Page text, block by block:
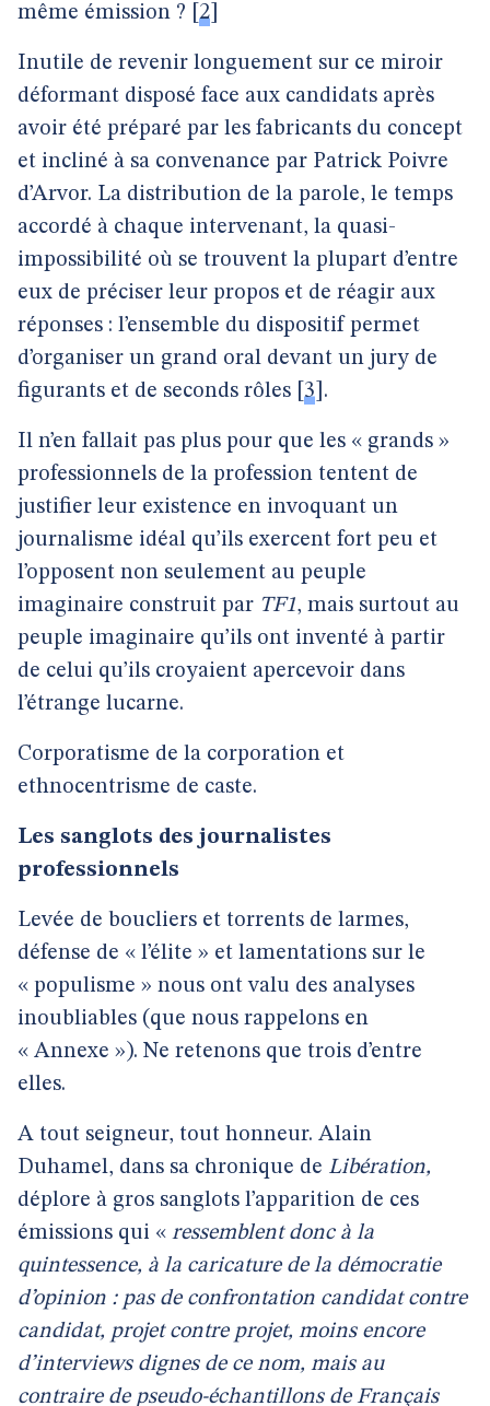
même émission ?
2
Inutile de revenir longuement sur ce miroir
déformant disposé face aux candidats après
avoir été préparé par les fabricants du concept
et incliné à sa convenance par Patrick Poivre
d’Arvor. La distribution de la parole, le temps
accordé à chaque intervenant, la quasi-
impossibilité où se trouvent la plupart d’entre
eux de préciser leur propos et de réagir aux
réponses : l’ensemble du dispositif permet
d’organiser un grand oral devant un jury de
figurants et de seconds rôles 3 .
Il n’en fallait pas plus pour que les « grands »
professionnels de la profession tentent de
justifier leur existence en invoquant un
journalisme idéal qu’ils exercent fort peu et
l’opposent non seulement au peuple
imaginaire construit par TF1, mais surtout au
peuple imaginaire qu’ils ont inventé à partir
de celui qu’ils croyaient apercevoir dans
l’étrange lucarne.
Corporatisme de la corporation et
ethnocentrisme de caste.
Les sanglots des journalistes
professionnels
Levée de boucliers et torrents de larmes,
défense de « l’élite » et lamentations sur le
« populisme » nous ont valu des analyses
inoubliables (que nous rappelons en
« Annexe »). Ne retenons que trois d’entre
elles.
A tout seigneur, tout honneur. Alain
Duhamel, dans sa chronique de Libération,
déplore à gros sanglots l’apparition de ces
émissions qui « ressemblent donc à la
quintessence, à la caricature de la démocratie
d’opinion : pas de confrontation candidat contre
candidat, projet contre projet, moins encore
d’interviews dignes de ce nom, mais au
contraire de pseudo-échantillons de Français